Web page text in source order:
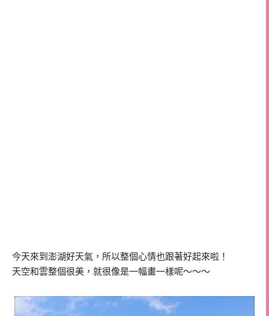
今天來到澎湖好天氣，所以整個心情也跟著好起來啦！
天空和雲整個很美，就很像是一幅畫一樣呢～～～